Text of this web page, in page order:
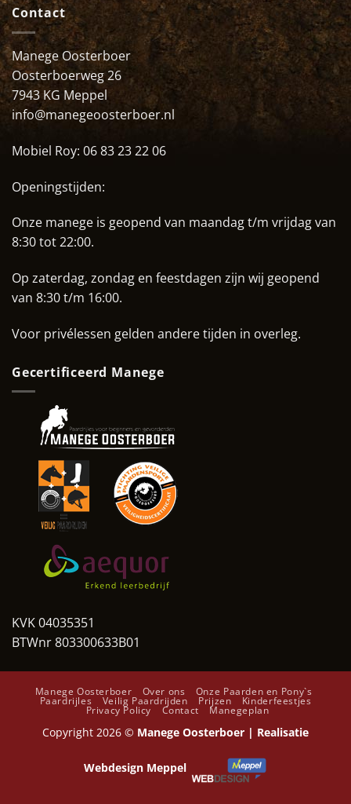
Contact
Manege Oosterboer
Oosterboerweg 26
7943 KG Meppel
info@manegeoosterboer.nl
Mobiel Roy: 06 83 23 22 06
Openingstijden:
Onze manege is geopend van maandag t/m vrijdag van
8:30 tot 22:00.
Op zaterdag, zondag en feestdagen zijn wij geopend
van 8:30 t/m 16:00.
Voor privélessen gelden andere tijden in overleg.
Gecertificeerd Manege
KVK 04035351
BTWnr 803300633B01
Manege Oosterboer Over ons Onze Paarden en Pony`s
Paardrijles Veilig Paardrijden Prijzen Kinderfeestjes
Privacy Policy Contact Manegeplan
Copyright 2026 © Manege Oosterboer | Realisatie
Webdesign Meppel